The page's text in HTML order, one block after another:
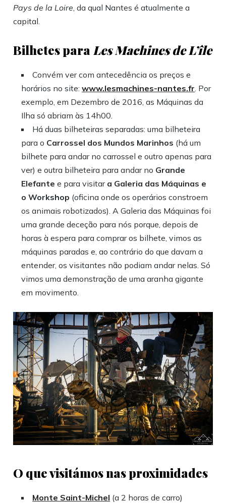
Pays de la Loire, da qual Nantes é atualmente a
capital.
Bilhetes para Les Machines de L’île
Convém ver com antecedência os preços e
horários no site:www.lesmachines-nantes.fr. Por
exemplo, em Dezembro de 2016, as Máquinas da
Ilha só abriam às 14h00.
Há duas bilheteiras separadas: uma bilheteira
para o Carrossel dos Mundos Marinhos (há um
bilhete para andar no carrossel e outro apenas para
ver) e outra bilheteira para andar no Grande
Elefante e para visitar a Galeria das Máquinas e
o Workshop (oficina onde os operários constroem
os animais robotizados). A Galeria das Máquinas foi
uma grande deceção para nós porque, depois de
horas à espera para comprar os bilhete, vimos as
máquinas paradas e, ao contrário do que davam a
entender, os visitantes não podiam andar nelas. Só
vimos uma demonstração de uma aranha gigante
em movimento.
O que visitámos nas proximidades
Monte Saint-Michel (a 2 horas de carro)